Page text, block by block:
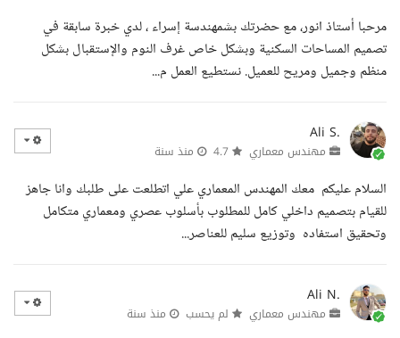
مرحبا أستاذ انور، مع حضرتك بشمهندسة إسراء ، لدي خبرة سابقة في
تصميم المساحات السكنية وبشكل خاص غرف النوم والإستقبال بشكل
منظم وجميل ومريح للعميل. نستطيع العمل م...
Ali S.
مهندس معماري منذ سنة
السلام عليكم معك المهندس المعماري علي اتطلعت على طلبك وانا جاهز
للقيام بتصميم داخلي كامل للمطلوب بأسلوب عصري ومعماري متكامل
وتحقيق استفاده وتوزيع سليم للعناصر...
Ali N.
مهندس معماري لم يحسب منذ سنة